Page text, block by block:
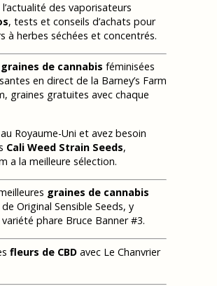
des vaporisateurs
, tests et conseils d’achats pour
à herbes séchées et concentrés.
graines de cannabis féminisées
en direct de la Barney’s Farm
graines gratuites avec chaque
Royaume-Uni et avez besoin
Cali Weed Strain Seeds,
a la meilleure sélection.
graines de cannabis
de Original Sensible Seeds, y
phare Bruce Banner #3.
fleurs de CBD avec Le Chanvrier